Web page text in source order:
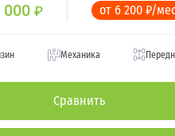
000 ₽ от 6 200 ₽/
Механика
Сравнить